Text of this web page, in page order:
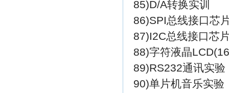
85)D/A转换实训
86)SPI总线接口芯
87)I2C总线接口芯
88)字符液晶
89)RS232通讯实验
90)单片机音乐实验